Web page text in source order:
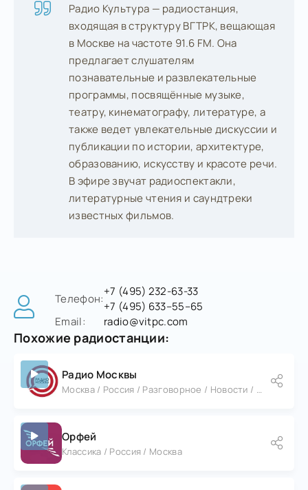
Радио Культура — радиостанция,
входящая в структуру ВГТРК, вещающая
в Москве на частоте 91.6 FM. Она
предлагает слушателям
познавательные и развлекательные
программы, посвящённые музыке,
театру, кинематографу, литературе, а
также ведет увлекательные дискуссии и
публикации по истории, архитектуре,
образованию, искусству и красоте речи.
В эфире звучат радиоспектакли,
литературные чтения и саундтреки
известных фильмов.
Телефон:
+7 (495) 232-63-33
+7 (495) 633–55–65
Email:
radio@vitpc.com
Похожие радиостанции:
Радио Москвы
Орфей
Классика / Россия / Москва